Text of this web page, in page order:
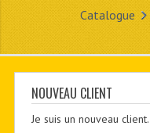
Catalogue
NOUVEAU CLIENT
Je suis un nouveau client.